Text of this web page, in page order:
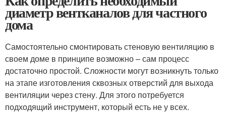
диаметр вентканалов для частного
дома
Самостоятельно смонтировать стеновую вентиляцию в
своем доме в принципе возможно – сам процесс
достаточно простой. Сложности могут возникнуть только
на этапе изготовления сквозных отверстий для выхода
вентиляции через стену. Для этого потребуется
подходящий инструмент, который есть не у всех.